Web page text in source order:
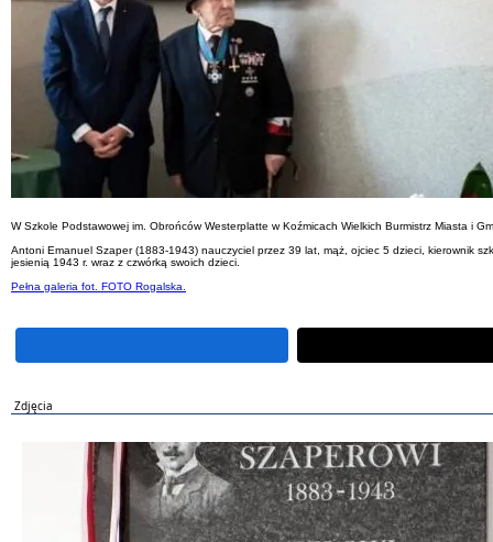
W Szkole Podstawowej im. Obrońców Westerplatte w Koźmicach Wielkich Burmistrz Miasta i
Antoni Emanuel Szaper (1883-1943) nauczyciel przez 39 lat, mąż, ojciec 5 dzieci, kierownik
jesienią 1943 r. wraz z czwórką swoich dzieci.
Pełna galeria fot. FOTO Rogalska.
Zdjęcia